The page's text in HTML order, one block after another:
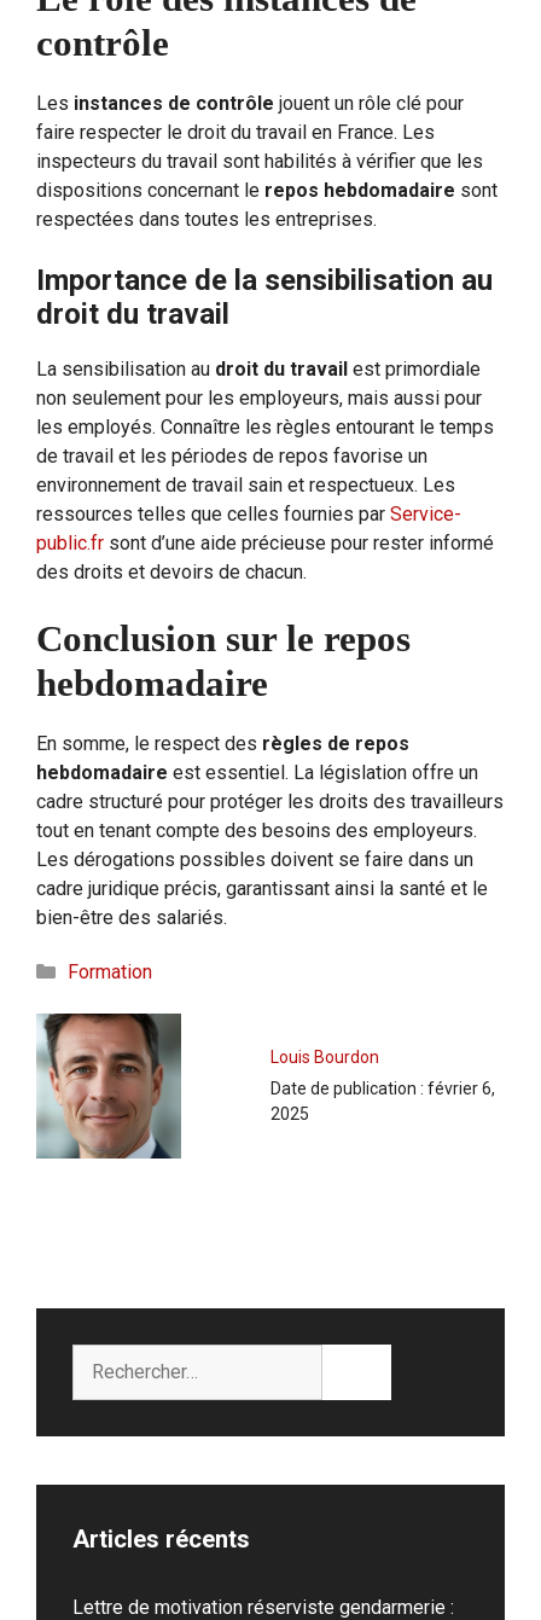
contrôle
Les instances de contrôle jouent un rôle clé pour
faire respecter le droit du travail en France. Les
inspecteurs du travail sont habilités à vérifier que les
dispositions concernant le repos hebdomadaire sont
respectées dans toutes les entreprises.
Importance de la sensibilisation au
droit du travail
La sensibilisation au droit du travail est primordiale
non seulement pour les employeurs, mais aussi pour
les employés. Connaître les règles entourant le temps
de travail et les périodes de repos favorise un
environnement de travail sain et respectueux. Les
ressources telles que celles fournies par Service-
public.fr sont d’une aide précieuse pour rester informé
des droits et devoirs de chacun.
Conclusion sur le repos
hebdomadaire
En somme, le respect des règles de repos
hebdomadaire est essentiel. La législation offre un
cadre structuré pour protéger les droits des travailleurs
tout en tenant compte des besoins des employeurs.
Les dérogations possibles doivent se faire dans un
cadre juridique précis, garantissant ainsi la santé et le
bien-être des salariés.
Catégories
Formation
Louis Bourdon
Date de publication : février 6,
2025
Articles récents
Lettre de motivation réserviste gendarmerie :